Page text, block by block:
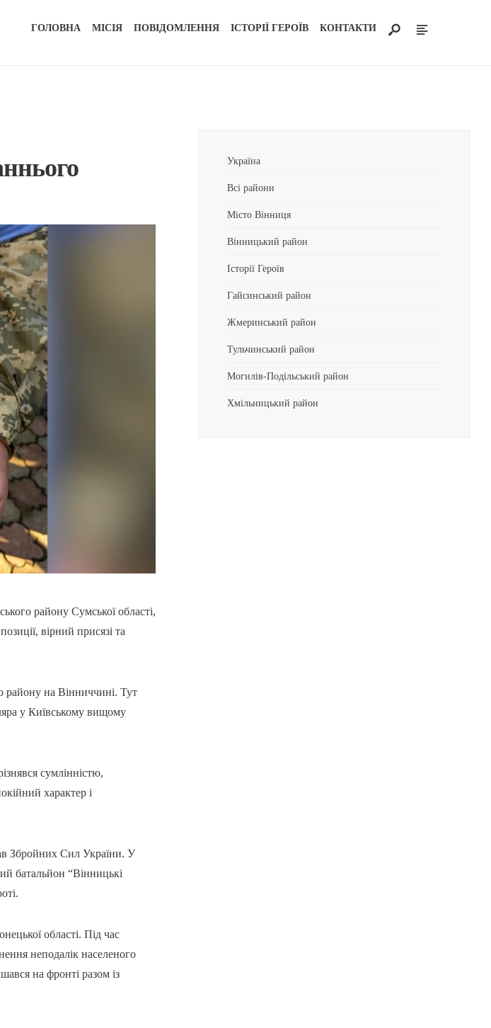
ГОЛОВНА МІСІЯ ПОВІДОМЛЕННЯ ІСТОРІЇ ГЕРОЇВ КОНТАКТИ
району Сумської області,
вірний присязі та
району на Вінниччині. Тут
у Київському вищому
сумлінністю,
характер і
Збройних Сил України. У
батальйон “Вінницькі
області. Під час
неподалік населеного
на фронті разом із
Україна
Всі райони
Місто Вінниця
Вінницький район
Історії Героїв
Гайсинський район
Жмеринський район
Тульчинський район
Могилів-Подільський район
Хмільницький район